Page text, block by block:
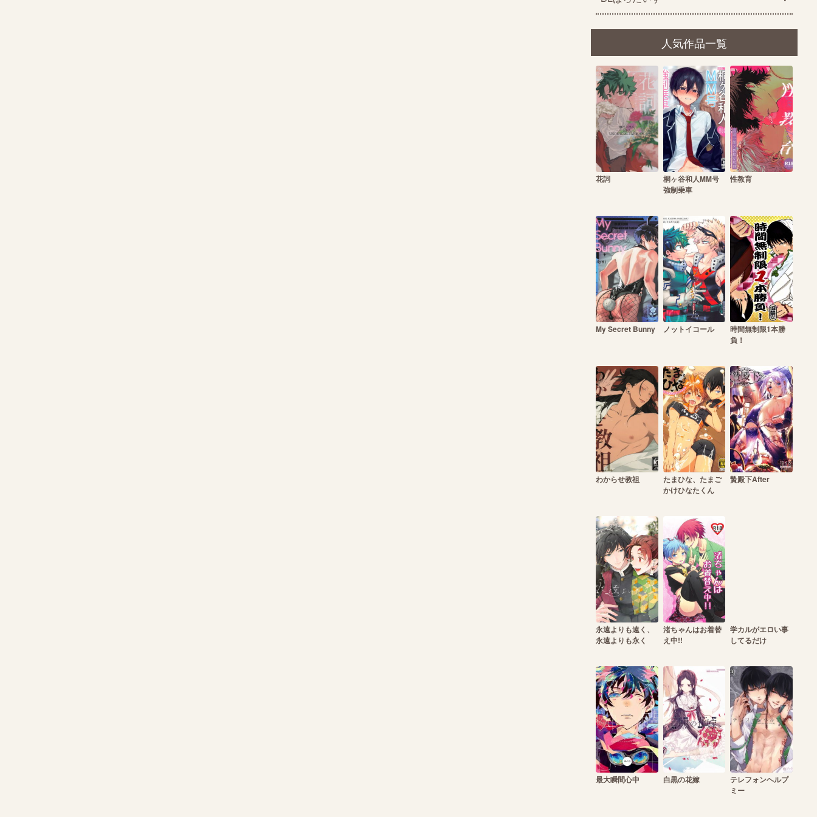
人気作品一覧
花詞
桐ヶ谷和人MM号
強制乗車
性教育
My Secret Bunny ノットイコール
時間無制限1本勝
負！
わからせ教祖
たまひな、たまご
かけひなたくん
贄殿下After
永遠よりも遠く、
永遠よりも永く
渚ちゃんはお着替
え中!!
学カルがエロい事
してるだけ
最大瞬間心中 白黒の花嫁
テレフォンヘルプ
ミー